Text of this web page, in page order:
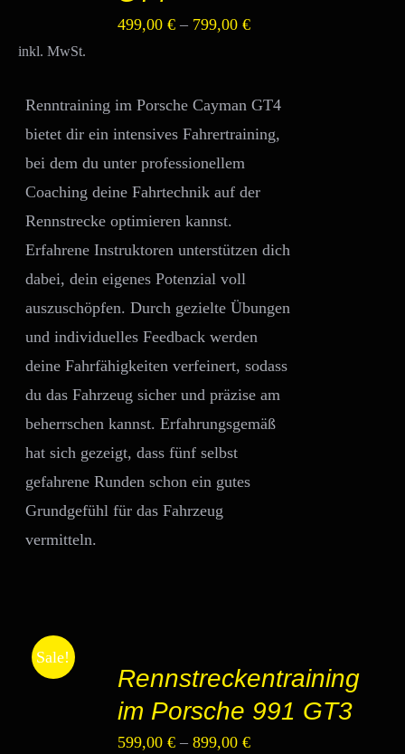
DIE
AUF
DER
GEWÄHLT
WERDEN
499,00€ – 799,00€
inkl. MwSt.
Renntraining im Porsche Cayman GT4
bietet dir ein intensives Fahrertraining,
bei dem du unter professionellem
Coaching deine Fahrtechnik auf der
Rennstrecke optimieren kannst.
Erfahrene Instruktoren unterstützen dich
dabei, dein eigenes Potenzial voll
auszuschöpfen. Durch gezielte Übungen
und individuelles Feedback werden
deine Fahrfähigkeiten verfeinert, sodass
du das Fahrzeug sicher und präzise am
beherrschen kannst. Erfahrungsgemäß
hat sich gezeigt, dass fünf selbst
gefahrene Runden schon ein gutes
Grundgefühl für das Fahrzeug
vermitteln.
Sale!
AUSFÜHRUNG
WÄHLEN
Rennstreckentraining
im Porsche 991 GT3
599,00€ –899,00€